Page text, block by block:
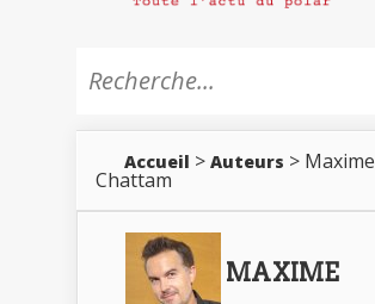
Accueil > Auteurs > Maxime
Chattam
MAXIME